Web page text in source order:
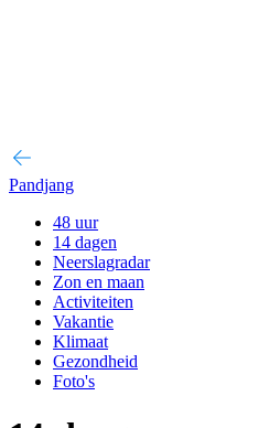
Pandjang
48 uur
14 dagen
Neerslagradar
Zon en maan
Activiteiten
Vakantie
Klimaat
Gezondheid
Foto's